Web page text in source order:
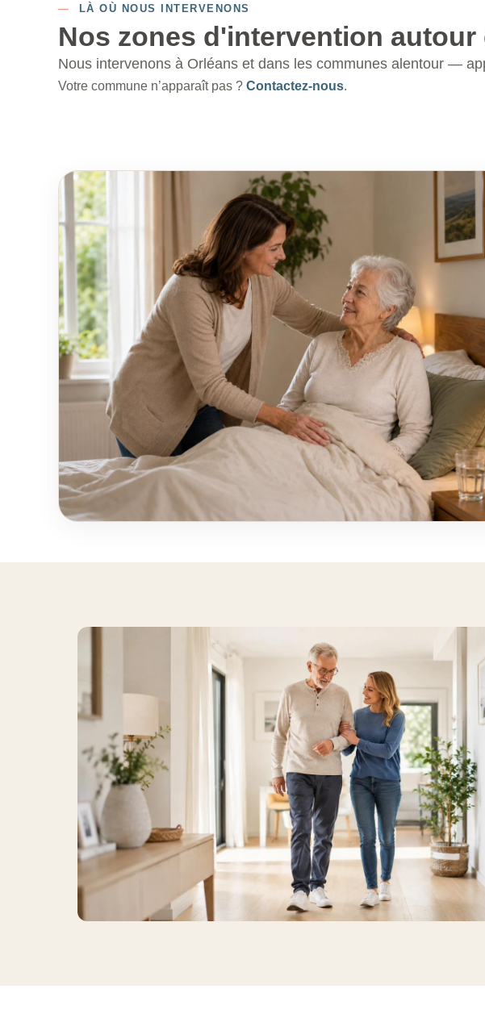
— LÀ OÙ NOUS INTERVENONS
Nos zones d'intervention autour
Nous intervenons à Orléans et dans les communes alentour —
Votre commune n’apparaît pas ? Contactez-nous.